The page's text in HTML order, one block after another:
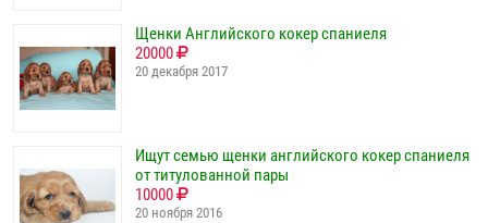
Щенки Английского кокер спаниеля
20000
20 декабря 2017
Ищут семью щенки английского кокер спаниеля
от титулованной пары
10000
20 ноября 2016